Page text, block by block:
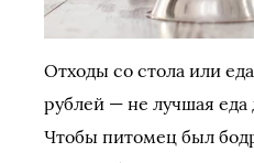
Отходы со стола или
рублей — не лучшая
Чтобы питомец был